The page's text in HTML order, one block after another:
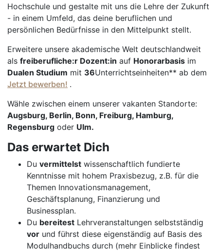
Hochschule und gestalte mit uns die Lehre der Zukunft
- in einem Umfeld, das deine beruflichen und
persönlichen Bedürfnisse in den Mittelpunkt stellt.
Erweitere unsere akademische Welt deutschlandweit
als freiberufliche:r Dozent:in auf Honorarbasis im
Dualen Studium mit 36Unterrichtseinheiten** ab dem
Jetzt bewerben! .
Wähle zwischen einem unserer vakanten Standorte:
Augsburg, Berlin, Bonn, Freiburg, Hamburg,
Regensburg oder Ulm.
Das erwartet Dich
Du vermittelst wissenschaftlich fundierte
Kenntnisse mit hohem Praxisbezug, z.B. für die
Themen Innovationsmanagement,
Geschäftsplanung, Finanzierung und
Businessplan.
Du bereitest Lehrveranstaltungen selbstständig
vor und führst diese eigenständig auf Basis des
Modulhandbuchs durch (mehr Einblicke findest